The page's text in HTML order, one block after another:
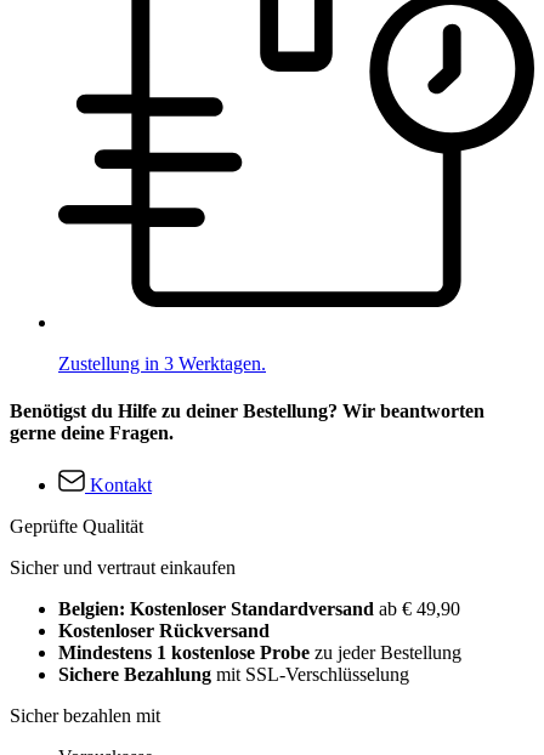
Zustellung in 3 Werktagen.
Benötigst du Hilfe zu deiner Bestellung? Wir beantworten
gerne deine Fragen.
Kontakt
Geprüfte Qualität
Sicher und vertraut einkaufen
Belgien: Kostenloser Standardversand ab € 49,90
Kostenloser Rückversand
Mindestens 1 kostenlose Probe zu jeder Bestellung
Sichere Bezahlung mit SSL-Verschlüsselung
Sicher bezahlen mit